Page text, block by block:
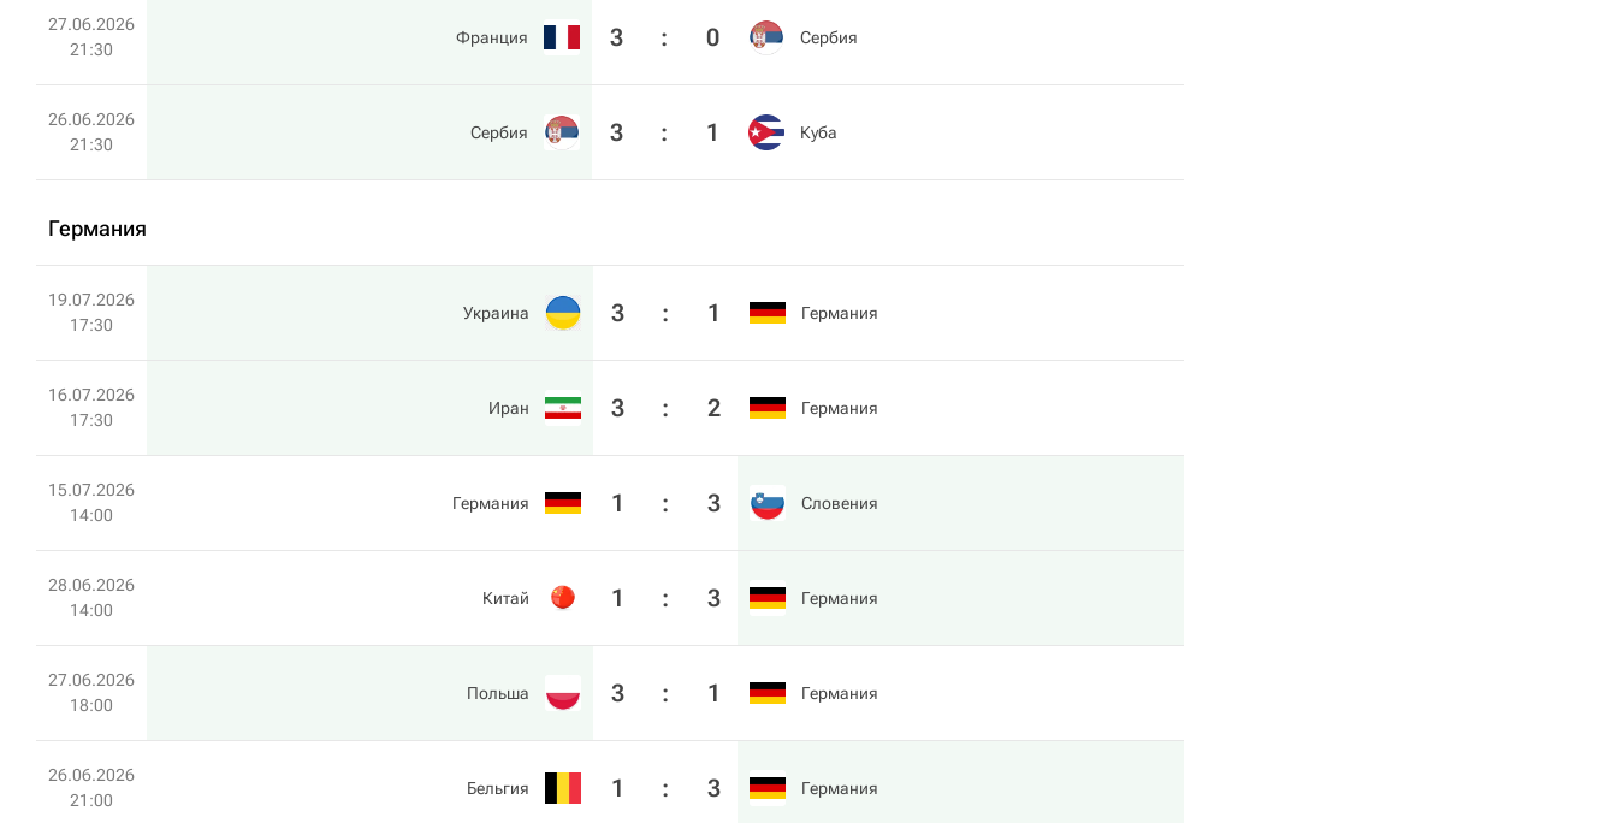
27.06.2026
21:30
Франция 3 : 0 Сербия
26.06.2026
21:30
Сербия 3 : 1 Куба
Германия
19.07.2026
17:30
Украина 3 : 1 Германия
16.07.2026
17:30
Иран 3 : 2 Германия
15.07.2026
14:00
Германия 1 : 3 Словения
28.06.2026
14:00
Китай 1 : 3 Германия
27.06.2026
18:00
Польша 3 : 1 Германия
26.06.2026
21:00
Бельгия 1 : 3 Германия